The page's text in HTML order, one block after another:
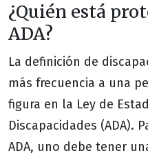
¿Quién está
ADA?
La definición de
más frecuencia a una
figura en la Ley de
Discapacidades (ADA).
ADA, uno debe tener